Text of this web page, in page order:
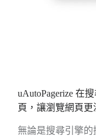
uAutoPagerize 在
頁，讓瀏覽網頁更
無論是搜尋引擎